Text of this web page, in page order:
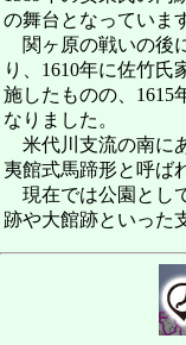
の舞台となっていま
関ヶ原の戦いの後
り、1610年に佐竹
施したものの、1615
なりました。
米代川支流の南に
夷館式馬蹄形と呼ば
現在では公園とし
跡や大館跡といった